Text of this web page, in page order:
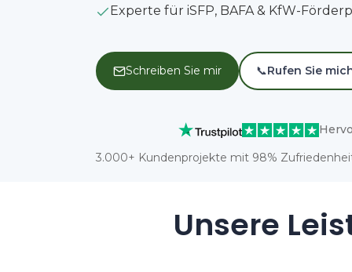
Experte für iSFP, BAFA & KfW-
Schreiben Sie mir 📞Rufen Sie
3.000+ Kundenprojekte mit 98%
Unsere